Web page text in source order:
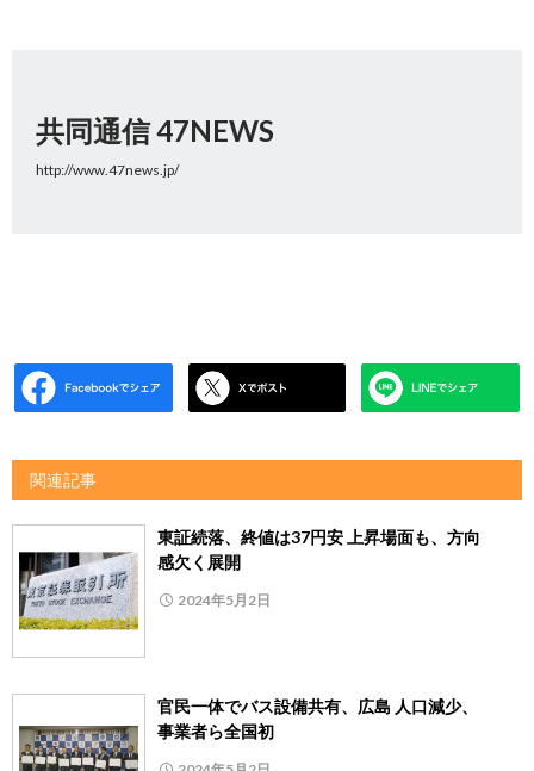
共同通信 47NEWS
http://www.47news.jp/
関連記事
東証続落、終値は37円安 上昇場面も、方向
感欠く展開
2024年5月2日
官民一体でバス設備共有、広島 人口減少、
事業者ら全国初